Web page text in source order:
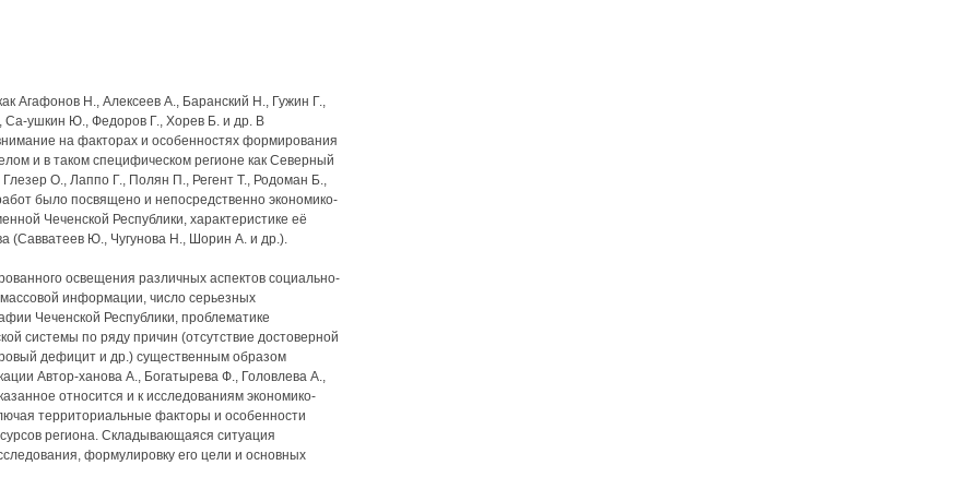
Агафонов Н., Алексеев А., Баранский Н., Гужин Г.,
ушкин Ю., Федоров Г., Хорев Б. и др. В
на факторах и особенностях формирования
и в таком специфическом регионе как Северный
О., Лаппо Г., Полян П., Регент Т., Родоман Б.,
было посвящено и непосредственно экономико-
Чеченской Республики, характеристике её
(Савватеев Ю., Чугунова Н., Шорин А. и др.).
освещения различных аспектов социально-
информации, число серьезных
Чеченской Республики, проблематике
системы по ряду причин (отсутствие достоверной
дефицит и др.) существенным образом
Автор-ханова А., Богатырева Ф., Головлева А.,
относится и к исследованиям экономико-
территориальные факторы и особенности
региона. Складывающаяся ситуация
формулировку его цели и основных